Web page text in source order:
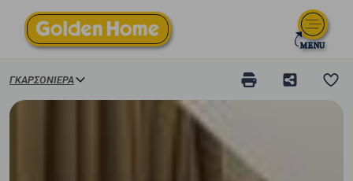
ΓΚΑΡΣΟΝΙΈΡΑ